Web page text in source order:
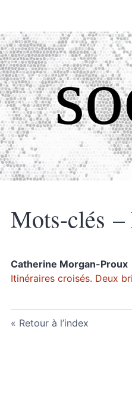
Mots-clés –
Catherine Morgan-Proux
Itinéraires croisés. Deux
Retour à l’index